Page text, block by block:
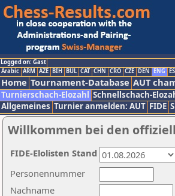
Logged on: Gast
Arabic ARM AZE BIH BUL CAT CHN CRO CZE DEN ENG
Home Tournament-Database AUT
Turnierschach-Elozahl Schnellschach-
Allgemeines Turnier anmelden: AUT FIDE
Willkommen bei den
Nachname
Personennummer
FIDE-Elolisten Stand